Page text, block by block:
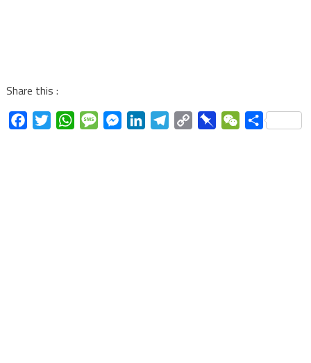
Share this :
FacebookTwitterWhatsAppMessageMessengerLinkedInTelegram
Copy
PinboardWeChatShare